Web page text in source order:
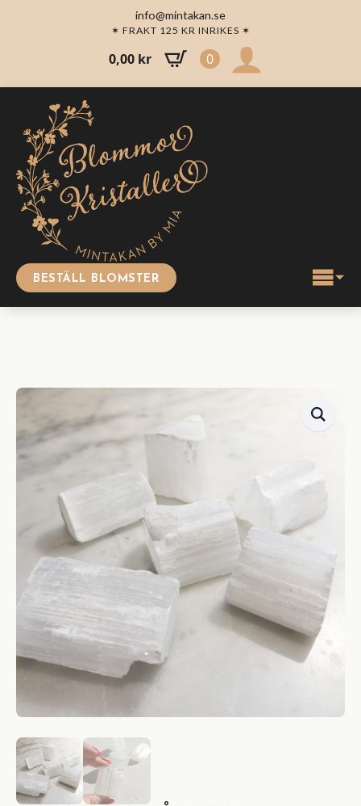
info@mintakan.se
✶ FRAKT 125 KR INRIKES ✶
0,00 kr 0
BESTÄLL BLOMSTER